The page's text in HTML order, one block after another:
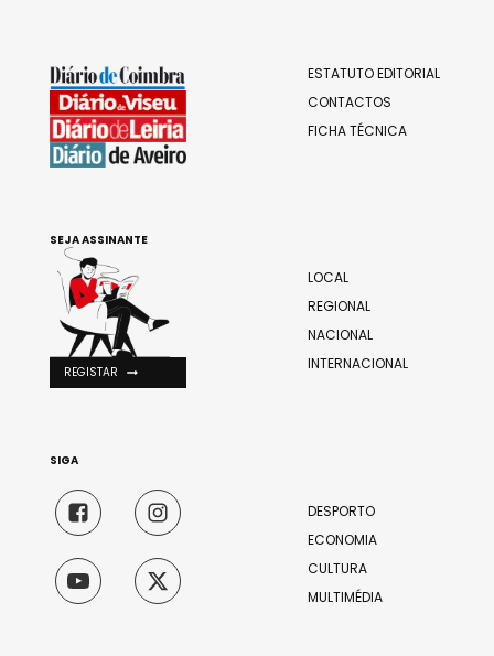
ESTATUTO EDITORIAL
CONTACTOS
FICHA TÉCNICA
LOCAL
REGIONAL
NACIONAL
INTERNACIONAL
DESPORTO
ECONOMIA
CULTURA
MULTIMÉDIA
SEJA ASSINANTE
REGISTAR
SIGA